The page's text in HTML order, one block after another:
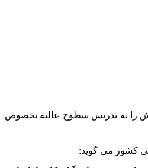
را به تدریس سطوح عالیه بخصوص
کشور مى گوید: